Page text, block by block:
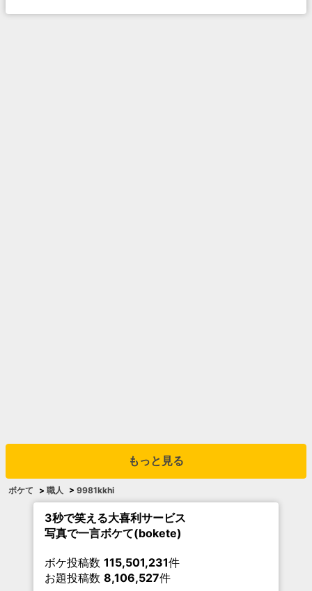
もっと見る
ボケて > 職人 > 9981kkhi
3秒で笑える大喜利サービス
写真で一言ボケて(bokete)
ボケ投稿数 115,501,231件
お題投稿数 8,106,527件